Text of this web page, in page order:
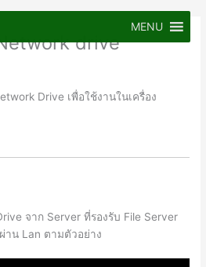
MENU
drive
Drive เพื่อใช้งานในเครื่อง
จาก Server ที่รองรับ File Server
าน Lan ตามตัวอย่าง